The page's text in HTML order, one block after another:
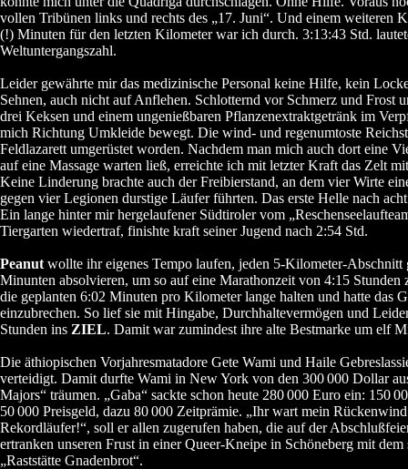
vollen Tribünen links und rechts des „17. Juni“. Und einem weiteren
(!) Minuten für den letzten Kilometer war ich durch. 3:13:43 Std.
Weltuntergangszahl.
Leider gewährte mir das medizinische Personal keine Hilfe, kein
Sehnen, auch nicht auf Anflehen. Schlotternd vor Schmerz und Frost
drei Keksen und einem ungenießbaren Pflanzenextraktgetränk im
mich Richtung Umkleide bewegt. Die wind- und regenumtoste
Feldlazarett umgerüstet worden. Nachdem man mich auch dort eine
auf eine Massage warten ließ, erreichte ich mit letzter Kraft das Zelt
Keine Linderung brachte auch der Freibierstand, an dem vier Wirte
gegen vier Legionen durstige Läufer führten. Das erste Helle nach
Ein lange hinter mir hergelaufener Südtiroler vom
Tiergarten wiedertraf, finishte kraft seiner Jugend nach 2:54 Std.
Peanut wollte ihr eigenes Tempo laufen, jeden 5-Kilometer-Abschnitt
Minunten absolvieren, um so auf eine Marathonzeit von 4:15 Stunden
die geplanten 6:02 Minuten pro Kilometer lange halten und hatte das
einzubrechen. So lief sie mit Hingabe, Durchhaltevermögen und
Stunden ins ZIEL. Damit war zumindest ihre alte Bestmarke um elf
Die äthiopischen Vorjahresmatadore Gete Wami und Haile
verteidigt. Damit durfte Wami in New York von den 300000 Dollar
Majors“ träumen. „Gaba“ sackte schon heute 280000 Euro ein: 150
50000 Preisgeld, dazu 80000 Zeitprämie. „Ihr wart mein
Rekordläufer!“, soll er allen zugerufen haben, die auf der
ertranken unseren Frust in einer Queer-Kneipe in Schöneberg mit dem
„Raststätte Gnadenbrot“.